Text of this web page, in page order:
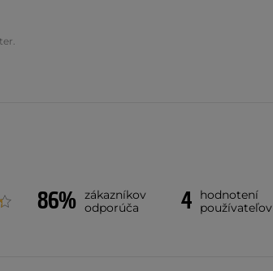
86% zákazníkov
odporúča
4
hodnotení
používateľov